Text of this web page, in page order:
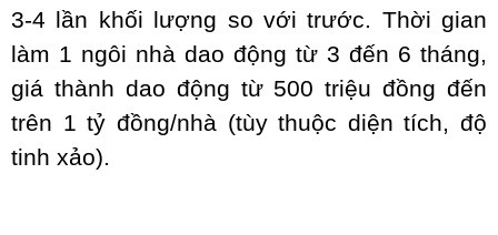
3-4 lần khối lượng so với trước. Thời gian
làm 1 ngôi nhà dao động từ 3 đến 6 tháng,
giá thành dao động từ 500 triệu đồng đến
trên 1 tỷ đồng/nhà (tùy thuộc diện tích, độ
tinh xảo).